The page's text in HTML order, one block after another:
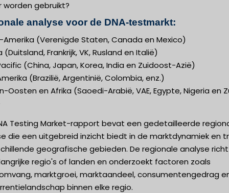
worden gebruikt?
analyse voor de DNA-testmarkt:
Amerika (Verenigde Staten, Canada en Mexico)
(Duitsland, Frankrijk, VK, Rusland en Italië)
(China, Japan, Korea, India en Zuidoost-Azië)
(Brazilië, Argentinië, Colombia, enz.)
Oosten en Afrika (Saoedi-Arabië, VAE, Egypte, Nigeria en
Testing Market-rapport bevat een gedetailleerde
die een uitgebreid inzicht biedt in de marktdynamiek en
geografische gebieden. De regionale analyse
regio's of landen en onderzoekt factoren zoals
marktgroei, marktaandeel, consumentengedrag
binnen elke regio.